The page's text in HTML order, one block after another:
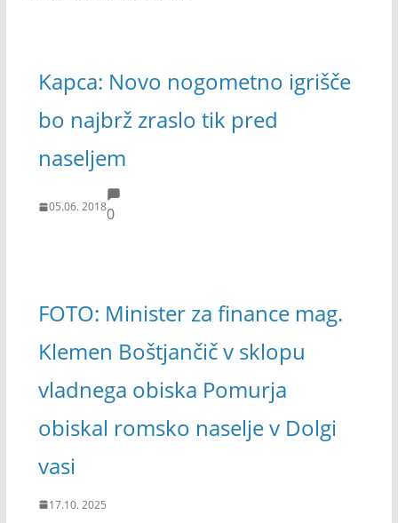
Kapca: Novo nogometno igrišče
bo najbrž zraslo tik pred
naseljem
05.06. 20180
FOTO: Minister za finance mag.
Klemen Boštjančič v sklopu
vladnega obiska Pomurja
obiskal romsko naselje v Dolgi
vasi
17.10. 2025